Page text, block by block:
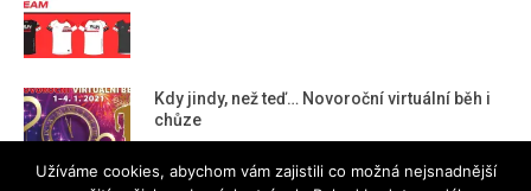
Kdy jindy, než teď… Novoroční virtuální běh i
chůze
Užíváme cookies, abychom vám zajistili co možná nejsnadnější